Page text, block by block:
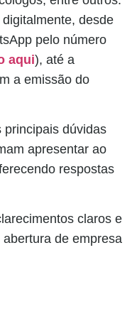
desde
pelo número
aqui), até a
a emissão do
principais dúvidas
apresentar ao
respostas
claros e
de empresa